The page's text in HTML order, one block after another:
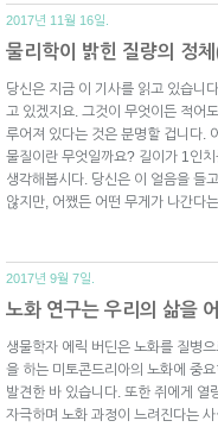
2017년 11월 16일.
물리학이 밝힌 질량의 정
당신은 지금 이 기사를 읽고 있습니
고 있겠지요. 그것이 무엇이든 적어
루어져 있다는 것은 분명할 겁니다.
물질이란 무엇일까요? 길이가 1인
생각해봅시다. 당신은 이 얼음을 들
않지만, 어쨌든 어떤 무게가 나간다
2017년 9월 7일.
노화 연구는 우리의 삶을
생물학자 에릭 버딘은 노화를 질병
을 하는 미토콘드리아의 노화에 중
발견한 바 있습니다. 또한 쥐에게 열
자극하며 노화 과정이 느려진다는